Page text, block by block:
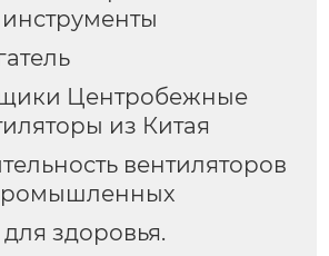
инструменты
Центробежные
из Китая
вентиляторов
здоровья.